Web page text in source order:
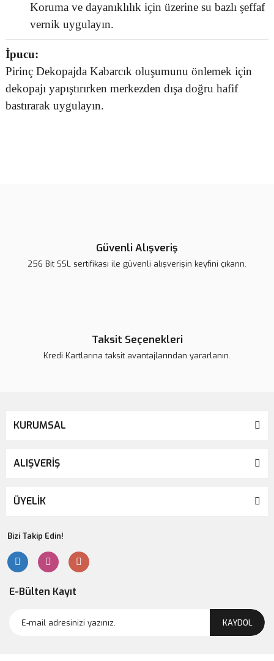
Koruma ve dayanıklılık için üzerine su bazlı şeffaf
vernik uygulayın.
İpucu:
Pirinç Dekopajda Kabarcık oluşumunu önlemek için
dekopajı yapıştırırken merkezden dışa doğru hafif
bastırarak uygulayın.
Güvenli Alışveriş
256 Bit SSL sertifikası ile güvenli alışverişin keyfini çıkarın.
Taksit Seçenekleri
Kredi Kartlarına taksit avantajlarından yararlanın.
KURUMSAL
ALIŞVERİŞ
ÜYELİK
Bizi Takip Edin!
E-Bülten Kayıt
KAYDOL